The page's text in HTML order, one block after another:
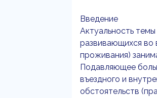
Введение
Актуальность
развивающихся во
проживания)
Подавляющее
въездного и
обстоятельств